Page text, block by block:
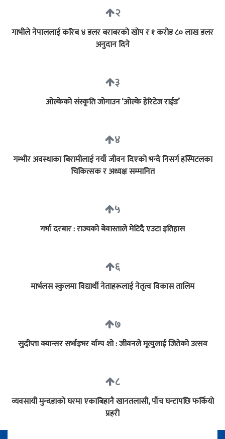
२
गाभीले नेपाललाई करिब ४ डलर बराबरको खोप र १ करोड ८० लाख डलर
अनुदान दिने
३
ओल्केको संस्कृति जोगाउन ‘ओल्के हेरिटेज राईड’
४
गम्भीर अवस्थाका बिरामीलाई नयाँ जीवन दिएको भन्दै निसर्ग हस्पिटलका
चिकित्सक र अध्यक्ष सम्मानित
५
गर्भा दरबार : राज्यको बेवास्ताले मेटिदै एउटा इतिहास
६
मार्भलस स्कुलमा विद्यार्थी नेताहरूलाई नेतृत्व विकास तालिम
७
सुदीप्ता क्यान्सर सर्भाइभर र्याम्प शो : जीवनले मृत्युलाई जितेको उत्सव
८
व्यवसायी मुन्दडाको घरमा एकाबिहानै खानतलासी, पाँच घन्टापछि फर्कियो
प्रहरी